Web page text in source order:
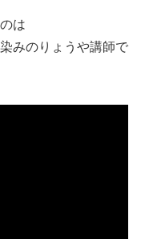
は
みのりょうや講師で